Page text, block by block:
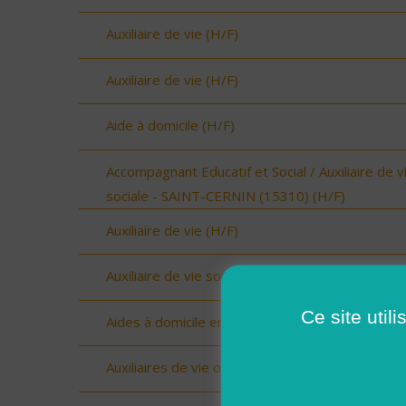
Auxiliaire de vie (H/F)
Auxiliaire de vie (H/F)
Aide à domicile (H/F)
Accompagnant Educatif et Social / Auxiliaire de
sociale - SAINT-CERNIN (15310) (H/F)
Auxiliaire de vie (H/F)
Auxiliaire de vie sociale Upie (H/F)
Aides à domicile emploi saisonnier (H/F)
Auxiliaires de vie ou Aides à domicile (H/F)
Ce site